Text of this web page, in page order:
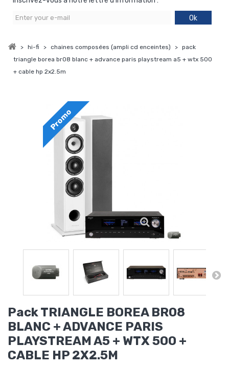
Ok
> hi-fi > chaines composées (ampli cd enceintes) > pack
triangle borea br08 blanc + advance paris playstream a5 + wtx 500
+ cable hp 2x2.5m
Promo
Pack TRIANGLE BOREA BR08
BLANC + ADVANCE PARIS
PLAYSTREAM A5 + WTX 500 +
CABLE HP 2X2.5M